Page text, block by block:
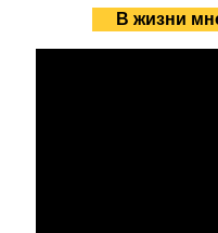
В жизни